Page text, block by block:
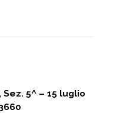
Sez. 5^ – 15 luglio